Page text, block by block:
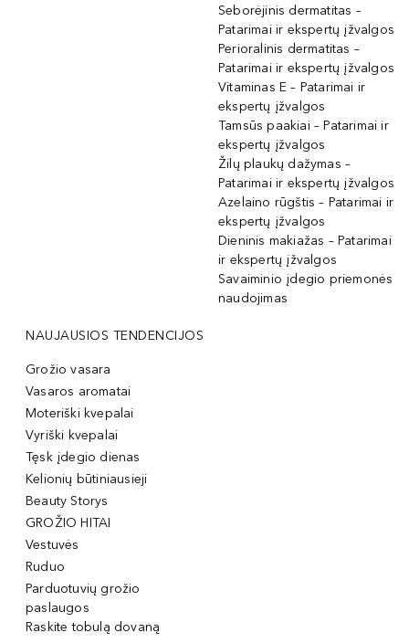
Seborėjinis dermatitas –
Patarimai ir ekspertų įžvalgos
Perioralinis dermatitas –
Patarimai ir ekspertų įžvalgos
Vitaminas E – Patarimai ir
ekspertų įžvalgos
Tamsūs paakiai – Patarimai ir
ekspertų įžvalgos
Žilų plaukų dažymas –
Patarimai ir ekspertų įžvalgos
Azelaino rūgštis – Patarimai ir
ekspertų įžvalgos
Dieninis makiažas – Patarimai
ir ekspertų įžvalgos
Savaiminio įdegio priemonės
naudojimas
NAUJAUSIOS TENDENCIJOS
Grožio vasara
Vasaros aromatai
Moteriški kvepalai
Vyriški kvepalai
Tęsk įdegio dienas
Kelionių būtiniausieji
Beauty Storys
GROŽIO HITAI
Vestuvės
Ruduo
Parduotuvių grožio
paslaugos
Raskite tobulą dovaną